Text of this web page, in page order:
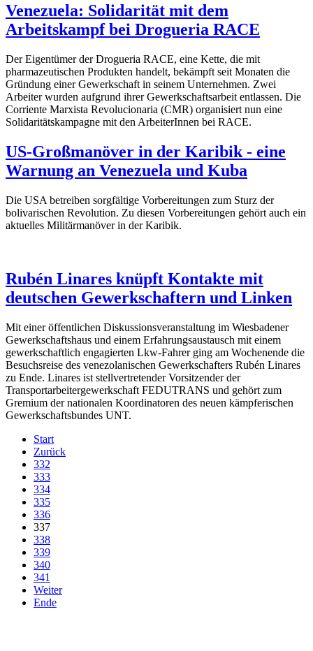
Venezuela: Solidarität mit dem
Arbeitskampf bei Drogueria RACE
Der Eigentümer der Drogueria RACE, eine Kette, die mit
pharmazeutischen Produkten handelt, bekämpft seit Monaten die
Gründung einer Gewerkschaft in seinem Unternehmen. Zwei
Arbeiter wurden aufgrund ihrer Gewerkschaftsarbeit entlassen. Die
Corriente Marxista Revolucionaria (CMR) organisiert nun eine
Solidaritätskampagne mit den ArbeiterInnen bei RACE.
US-Großmanöver in der Karibik - eine
Warnung an Venezuela und Kuba
Die USA betreiben sorgfältige Vorbereitungen zum Sturz der
bolivarischen Revolution. Zu diesen Vorbereitungen gehört auch ein
aktuelles Militärmanöver in der Karibik.
Rubén Linares knüpft Kontakte mit
deutschen Gewerkschaftern und Linken
Mit einer öffentlichen Diskussionsveranstaltung im Wiesbadener
Gewerkschaftshaus und einem Erfahrungsaustausch mit einem
gewerkschaftlich engagierten Lkw-Fahrer ging am Wochenende die
Besuchsreise des venezolanischen Gewerkschafters Rubén Linares
zu Ende. Linares ist stellvertretender Vorsitzender der
Transportarbeitergewerkschaft FEDUTRANS und gehört zum
Gremium der nationalen Koordinatoren des neuen kämpferischen
Gewerkschaftsbundes UNT.
Start
Zurück
332
333
334
335
336
337
338
339
340
341
Weiter
Ende